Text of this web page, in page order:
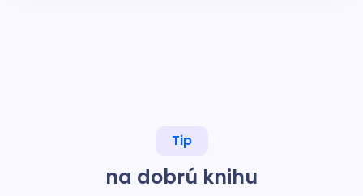
Tip
na dobrú knihu